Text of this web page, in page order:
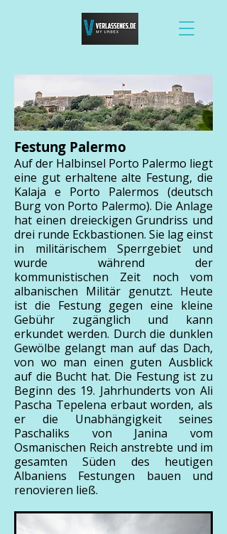
Festung Palermo
Auf der Halbinsel Porto Palermo liegt
eine gut erhaltene alte Festung, die
Kalaja e Porto Palermos (deutsch
Burg von Porto Palermo). Die Anlage
hat einen dreieckigen Grundriss und
drei runde Eckbastionen. Sie lag einst
in militärischem Sperrgebiet und
wurde während der
kommunistischen Zeit noch vom
albanischen Militär genutzt. Heute
ist die Festung gegen eine kleine
Gebühr zugänglich und kann
erkundet werden. Durch die dunklen
Gewölbe gelangt man auf das Dach,
von wo man einen guten Ausblick
auf die Bucht hat. Die Festung ist zu
Beginn des 19. Jahrhunderts von Ali
Pascha Tepelena erbaut worden, als
er die Unabhängigkeit seines
Paschaliks von Janina vom
Osmanischen Reich anstrebte und im
gesamten Süden des heutigen
Albaniens Festungen bauen und
renovieren ließ.